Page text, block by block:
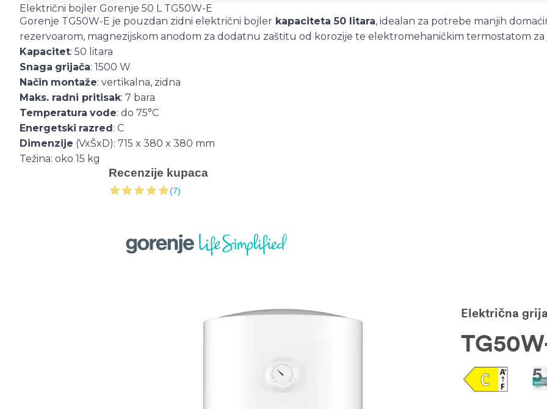
Električni bojler Gorenje 50 L TG50W-E
Gorenje TG50W-E je pouzdan zidni električni bojler kapaciteta 50 litara, idealan za potrebe manjih
rezervoarom, magnezijskom anodom za dodatnu zaštitu od korozije te elektromehaničkim termostatom
Kapacitet: 50 litara
Snaga grijača: 1500 W
Način montaže: vertikalna, zidna
Maks. radni pritisak: 7 bara
Temperatura vode: do 75°C
Energetski razred: C
Dimenzije (VxŠxD): 715 x 380 x 380 mm
Težina: oko 15 kg
Recenzije kupaca
(7)
Električna